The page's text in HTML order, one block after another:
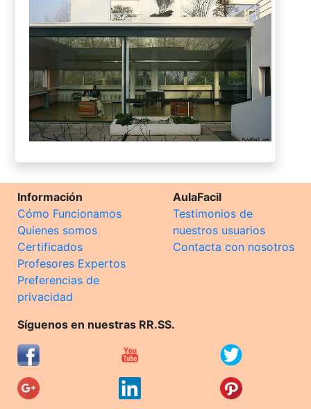
Información
Cómo Funcionamos
Quienes somos
Certificados
Profesores Expertos
Preferencias de
privacidad
AulaFacil
Testimonios de
nuestros usuarios
Contacta con nosotros
Síguenos en nuestras RR.SS.